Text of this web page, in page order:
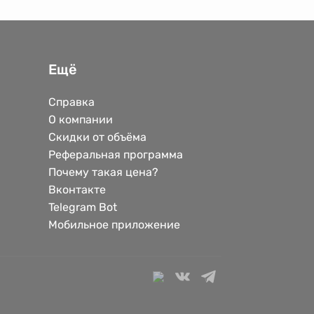
Ещё
Справка
О компании
Скидки от объёма
Реферальная программа
Почему такая цена?
Вконтакте
Telegram Bot
Мобильное приложение